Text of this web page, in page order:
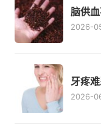
脑供
2026-
牙疼
2026-